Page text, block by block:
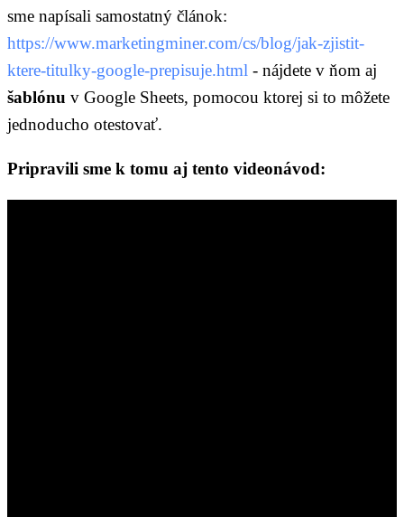
sme napísali samostatný článok:
https://www.marketingminer.com/cs/blog/jak-zjistit-
ktere-titulky-google-prepisuje.html - nájdete v ňom aj
šablónu v Google Sheets, pomocou ktorej si to môžete
jednoducho otestovať.
Pripravili sme k tomu aj tento videonávod: